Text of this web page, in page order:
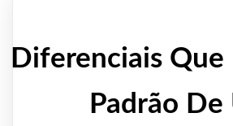
Diferenciais Que
Padrão De